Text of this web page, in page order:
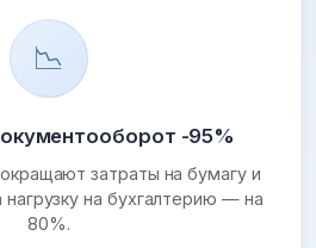
📉
-95%
затраты на бумагу и
на бухгалтерию — на
80%.